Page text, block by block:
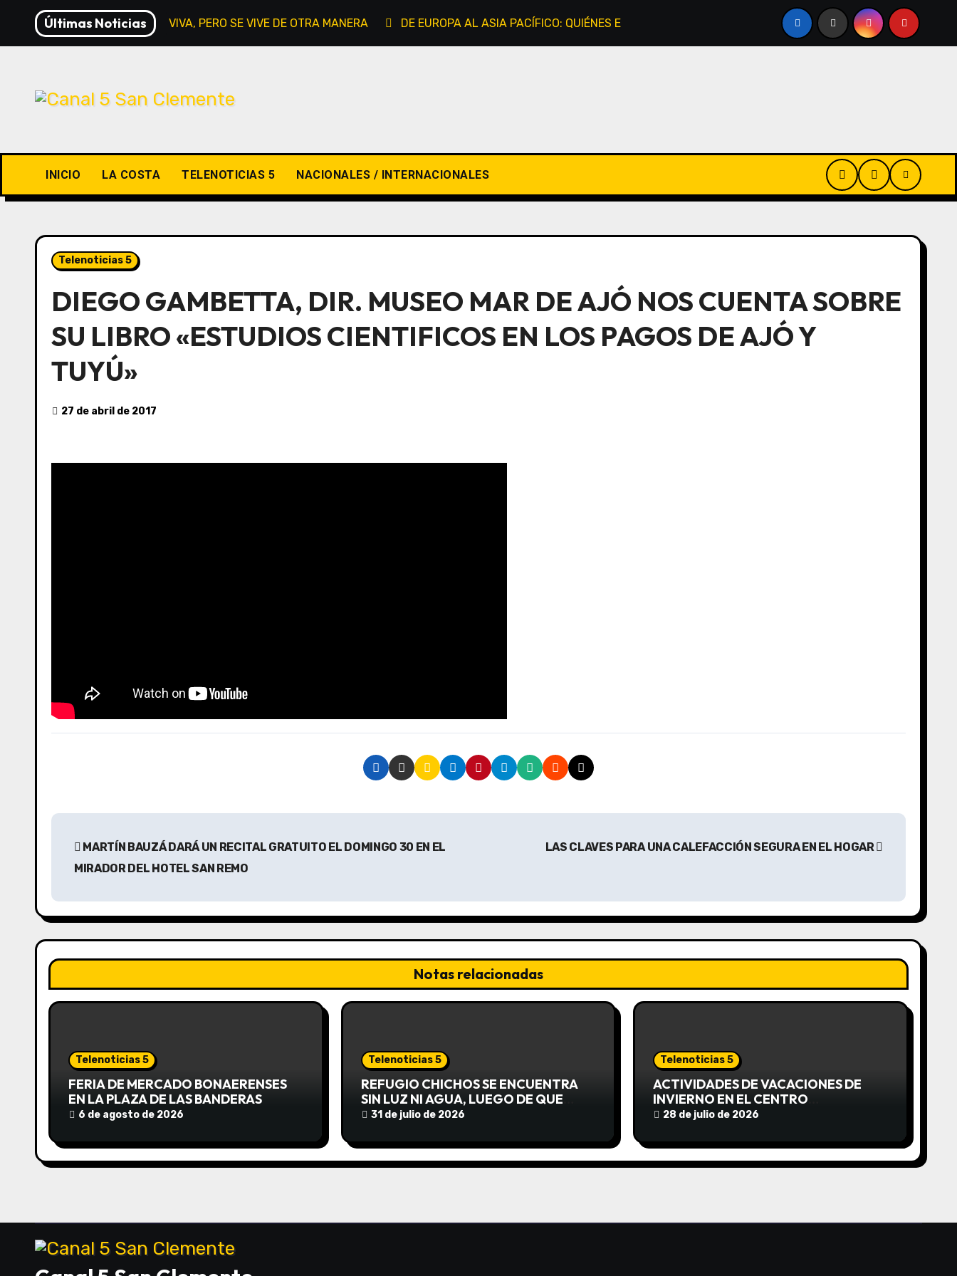
contenido
Últimas Noticias
LA RELIGIÓN SIGUE VIVA, PERO SE VIVE DE OTRA MANERA DE EUROPA AL ASIA PACÍFICO: QUIÉNES EXPLOTAN LA PESCA ILEGAL EN MALVINAS BAJO LICENCIAS
INICIO LA COSTA TELENOTICIAS 5 NACIONALES / INTERNACIONALES
Telenoticias 5
DIEGO GAMBETTA, DIR. MUSEO MAR DE AJÓ NOS CUENTA SOBRE
SU LIBRO «ESTUDIOS CIENTIFICOS EN LOS PAGOS DE AJÓ Y
TUYÚ»
27 de abril de 2017
N
e
g
a
c
e
e
t
r
MARTÍN BAUZÁ DARÁ UN RECITAL GRATUITO EL DOMINGO 30 EN EL
MIRADOR DEL HOTEL SAN REMO
LAS CLAVES PARA UNA CALEFACCIÓN SEGURA EN EL HOGAR
Notas relacionadas
Telenoticias 5
FERIA DE MERCADO BONAERENSES
EN LA PLAZA DE LAS BANDERAS
6 de agosto de 2026
Telenoticias 5
REFUGIO CHICHOS SE ENCUENTRA
SIN LUZ NI AGUA, LUEGO DE QUE
EDEA CORTARA EL SUMINISTRO SIN
31 de julio de 2026
Telenoticias 5
ACTIVIDADES DE VACACIONES DE
INVIERNO EN EL CENTRO
COMUNITARIO EL TALA
28 de julio de 2026